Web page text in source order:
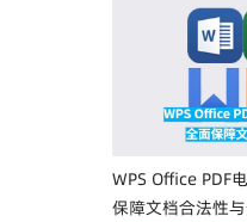
WPS Office PDF
保障文档合法性